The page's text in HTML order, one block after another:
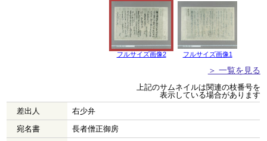
フルサイズ画像2 フルサイズ画像1
＞ 一覧を見る
上記のサムネイルは関連の枝番号を
表示している場合があります
差出人
右少弁
宛名書
長者僧正御房